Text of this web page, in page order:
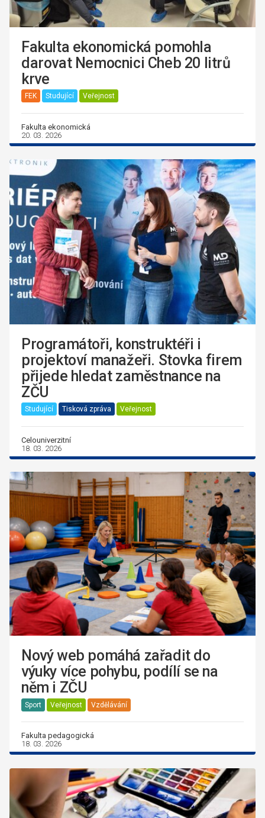
Fakulta ekonomická pomohla
darovat Nemocnici Cheb 20 litrů
krve
FEK Studující Veřejnost
Fakulta ekonomická
20. 03. 2026
Programátoři, konstruktéři i
projektoví manažeři. Stovka firem
přijede hledat zaměstnance na
ZČU
Studující Tisková zpráva Veřejnost
Celouniverzitní
18. 03. 2026
Nový web pomáhá zařadit do
výuky více pohybu, podílí se na
něm i ZČU
Sport Veřejnost Vzdělávání
Fakulta pedagogická
18. 03. 2026